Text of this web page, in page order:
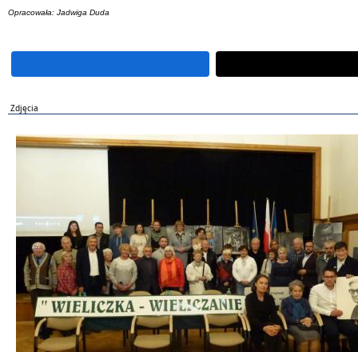
Opracowała: Jadwiga Duda
Zdjęcia